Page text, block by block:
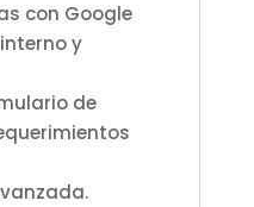
con Google
y
de